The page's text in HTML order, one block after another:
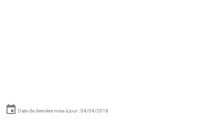
Date de dernière mise à jour : 04/04/2018